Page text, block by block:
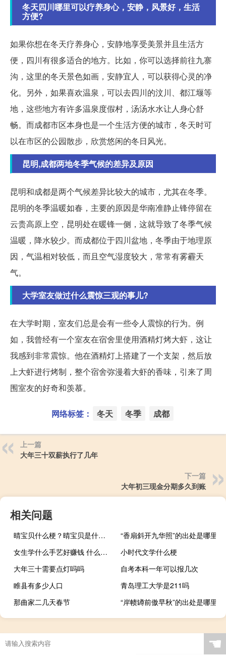
冬天四川哪里可以疗养身心，安静，风景好，生活
方便?
如果你想在冬天疗养身心，安静地享受美景并且生活方
便，四川有很多适合的地方。比如，你可以选择前往九寨
沟，这里的冬天景色如画，安静宜人，可以获得心灵的净
化。另外，如果喜欢温泉，可以去四川的汶川、都江堰等
地，这些地方有许多温泉度假村，汤汤水水让人身心舒
畅。而成都市区本身也是一个生活方便的城市，冬天时可
以在市区的公园散步，欣赏悠闲的冬日风光。
昆明,成都两地冬季气候的差异及原因
昆明和成都是两个气候差异比较大的城市，尤其在冬季。
昆明的冬季温暖如春，主要的原因是华南准静止锋停留在
云贵高原上空，昆明处在暖锋一侧，这就导致了冬季气候
温暖，降水较少。而成都位于四川盆地，冬季由于地理原
因，气温相对较低，而且空气湿度较大，常常有雾霾天
气。
大学室友做过什么震惊三观的事儿?
在大学时期，室友们总是会有一些令人震惊的行为。例
如，我曾经有一个室友在宿舍里使用酒精灯烤大虾，这让
我感到非常震惊。他在酒精灯上搭建了一个支架，然后放
上大虾进行烤制，整个宿舍弥漫着大虾的香味，引来了周
围室友的好奇和羡慕。
网络标签： 冬天 冬季 成都
上一篇
大年三十双薪执行了几年
下一篇
大年初三现金分期多久到账
相关问题
晴宝贝什么梗？晴宝贝是什么意思什么梗
“香扇斜开九华照”的出处是哪里
女生学什么手艺好赚钱 什么技术最吃香
小时代文学什么梗
大年三十需要点灯吗吗
自考本科一年可以报几次
睢县有多少人口
青岛理工大学是211吗
那曲家二几天春节
“岸帻罇前傲早秋”的出处是哪里
☚